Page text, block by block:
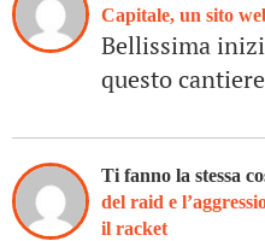
Capitale, un sito
Bellissima
questo
Ti fanno la stessa
del raid e
il racket